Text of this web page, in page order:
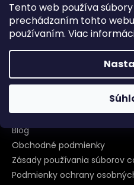
Tento web používa
prechádzaním tohto
používaním. Viac
Záruka
Informácie
Kontakt
O nás
Blog
Obchodné podmienky
Zásady používania súborov
Podmienky ochrany